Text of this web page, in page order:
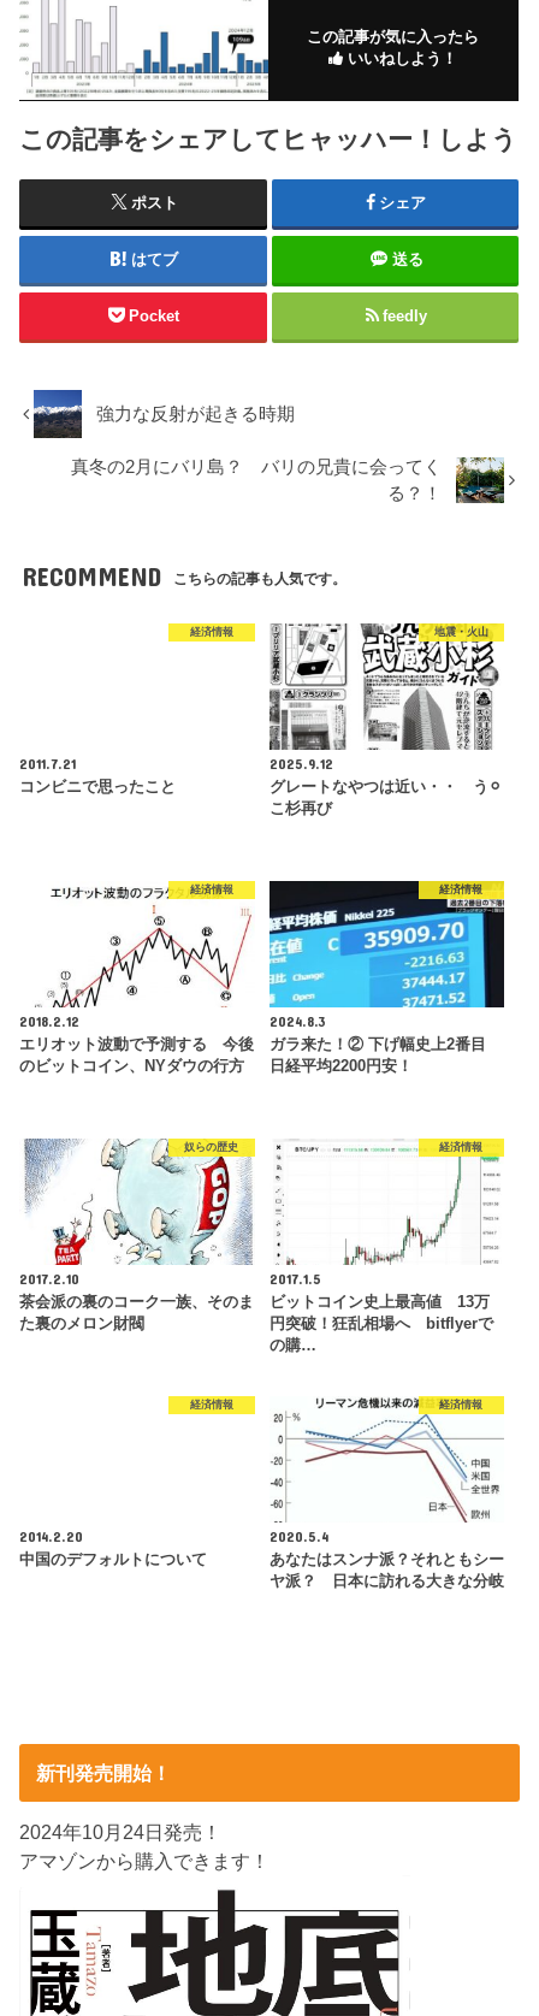
この記事が気に入ったら
いいねしよう！
この記事をシェアしてヒャッハー！しよう
ポスト シェア
はてブ 送る
Pocket feedly
強力な反射が起きる時期
真冬の2月にバリ島？ バリの兄貴に会ってく
る？！
RECOMMEND こちらの記事も人気です。
経済情報
2011.7.21
コンビニで思ったこと
地震・火山
2025.9.12
グレートなやつは近い・・ う⚪︎
こ杉再び
経済情報
2018.2.12
エリオット波動で予測する 今後
のビットコイン、NYダウの行方
経済情報
2024.8.3
ガラ来た！② 下げ幅史上2番目
日経平均2200円安！
奴らの歴史
2017.2.10
茶会派の裏のコーク一族、そのま
た裏のメロン財閥
経済情報
2017.1.5
ビットコイン史上最高値 13万
円突破！狂乱相場へ bitflyerで
の購…
経済情報
2014.2.20
中国のデフォルトについて
経済情報
2020.5.4
あなたはスンナ派？それともシー
ヤ派？ 日本に訪れる大きな分岐
新刊発売開始！
2024年10月24日発売！
アマゾンから購入できます！